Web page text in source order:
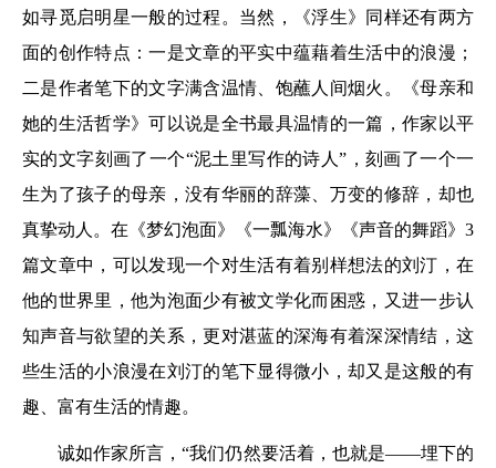
如寻觅启明星一般的过程。当然，《浮生》同样还有两方
面的创作特点：一是文章的平实中蕴藉着生活中的浪漫；
二是作者笔下的文字满含温情、饱蘸人间烟火。《母亲和
她的生活哲学》可以说是全书最具温情的一篇，作家以平
实的文字刻画了一个“泥土里写作的诗人”，刻画了一个一
生为了孩子的母亲，没有华丽的辞藻、万变的修辞，却也
真挚动人。在《梦幻泡面》《一瓢海水》《声音的舞蹈》3
篇文章中，可以发现一个对生活有着别样想法的刘汀，在
他的世界里，他为泡面少有被文学化而困惑，又进一步认
知声音与欲望的关系，更对湛蓝的深海有着深深情结，这
些生活的小浪漫在刘汀的笔下显得微小，却又是这般的有
趣、富有生活的情趣。
诚如作家所言，“我们仍然要活着，也就是——埋下的